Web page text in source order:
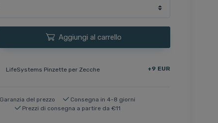
Aggiungi al carrello
LifeSystems Pinzette per Zecche +9 EUR
Garanzia del prezzo
Consegna in 4-8 giorni
Prezzi di consegna a partire da €11